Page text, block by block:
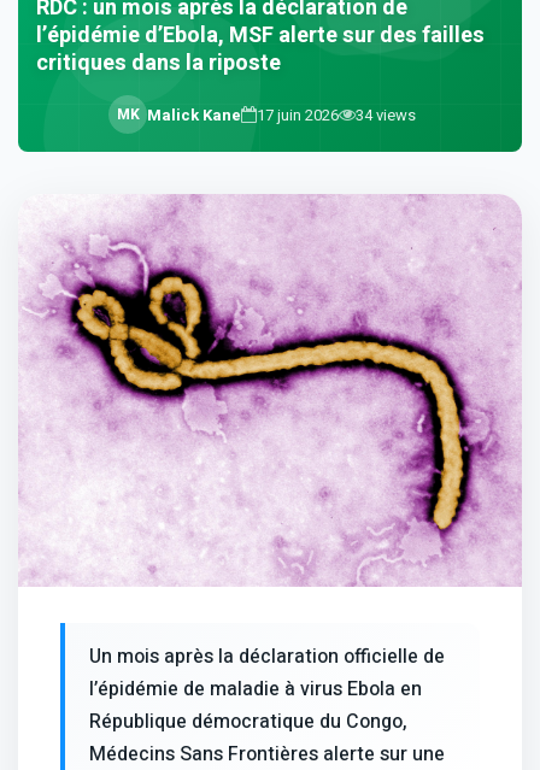
RDC : un mois après la déclaration de
l’épidémie d’Ebola, MSF alerte sur des failles
critiques dans la riposte
MK Malick Kane 17 juin 2026 34views
Un mois après la déclaration officielle de
l’épidémie de maladie à virus Ebola en
République démocratique du Congo,
Médecins Sans Frontières alerte sur une